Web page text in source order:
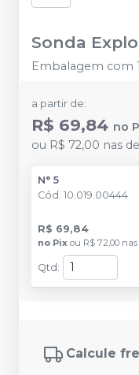
Sonda
Embalagem com
a partir de:
R$ 69,84 no
ou R$ 72,00 nas
N° 5
Cód. 10.019.00444
R$ 69,84
no Pix ou R$ 72,00
Qtd :
Calcule